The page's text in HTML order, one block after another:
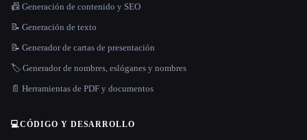
📠 Generación de contenido y SEO
📝 Generación de texto
📝 Generador de cartas de presentación
🏷️ Generador de nombres, eslóganes y nombres
📄 Herramientas de PDF y documentos
💻CÓDIGO Y DESARROLLO